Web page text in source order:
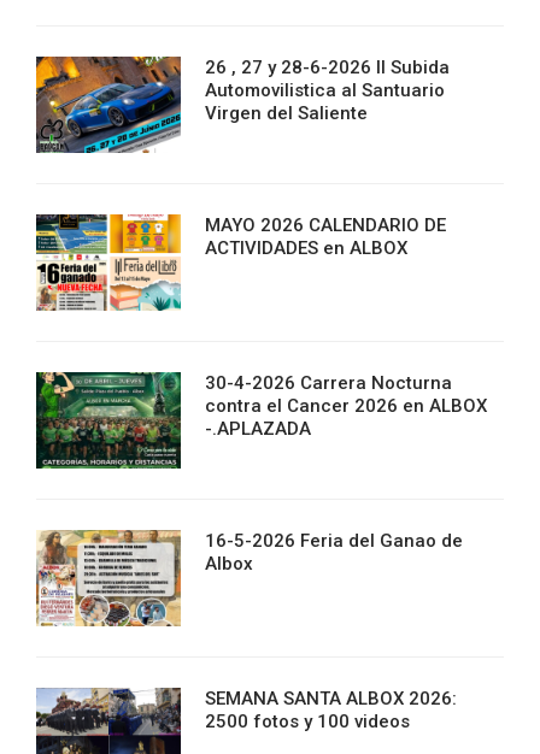
26 , 27 y 28-6-2026 II Subida
Automovilistica al Santuario
Virgen del Saliente
MAYO 2026 CALENDARIO DE
ACTIVIDADES en ALBOX
30-4-2026 Carrera Nocturna
contra el Cancer 2026 en ALBOX
-.APLAZADA
16-5-2026 Feria del Ganao de
Albox
SEMANA SANTA ALBOX 2026:
2500 fotos y 100 videos